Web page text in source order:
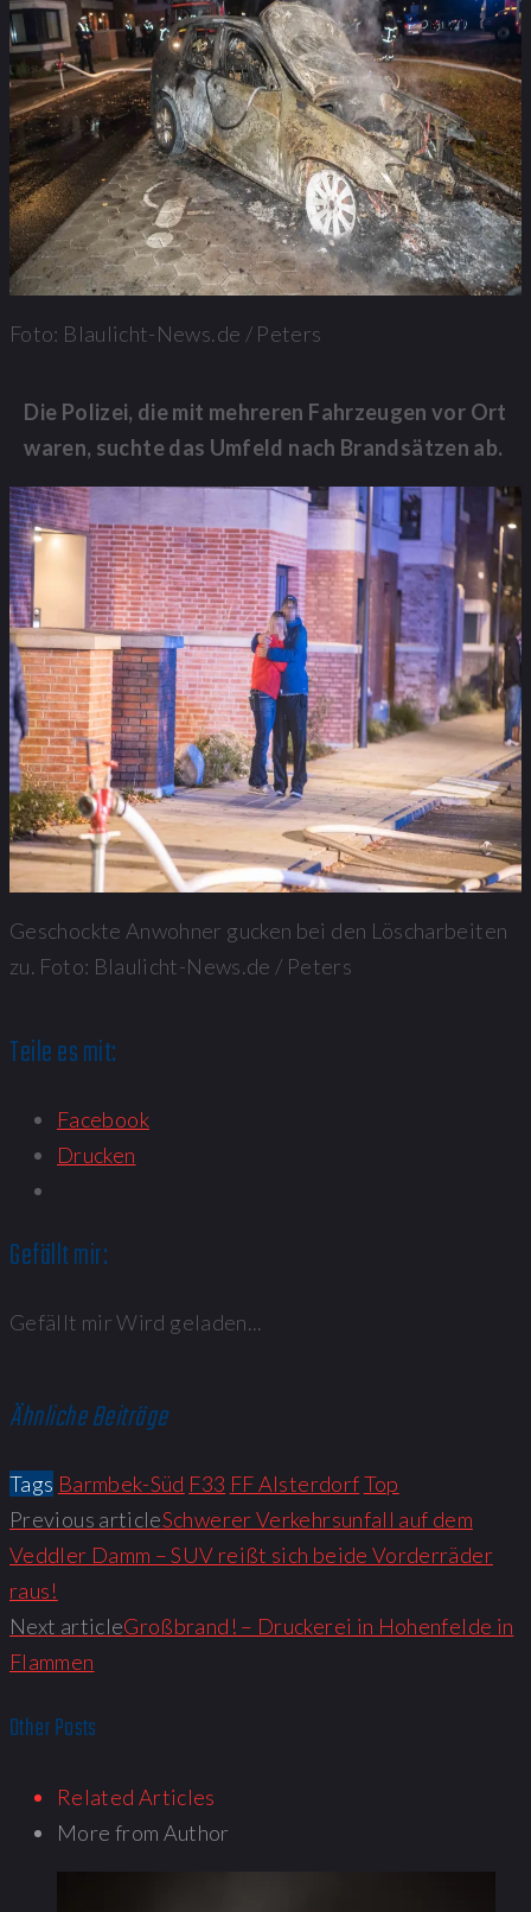
Foto: Blaulicht-News.de / Peters
Die Polizei, die mit mehreren Fahrzeugen vor Ort
waren, suchte das Umfeld nach Brandsätzen ab.
Geschockte Anwohner gucken bei den Löscharbeiten
zu. Foto: Blaulicht-News.de / Peters
Teile es mit:
Facebook
Drucken
Gefällt mir:
Gefällt mirWird geladen...
Ähnliche Beiträge
Tags Barmbek-Süd F33 FF AlsterdorfTop
Beitragsnavigation
Previous articleSchwerer Verkehrsunfall auf dem
Veddler Damm – SUV reißt sich beide Vorderräder
raus!
Next articleGroßbrand! – Druckerei in Hohenfelde in
Flammen
Other Posts
Related Articles
More from Author